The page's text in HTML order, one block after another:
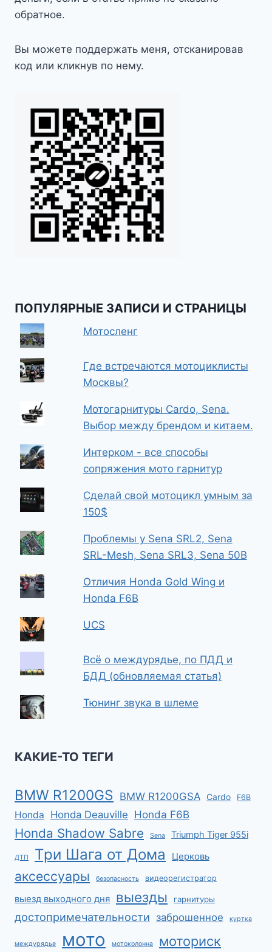
обратное.
Вы можете поддержать меня, отсканировав
код или кликнув по нему.
ПОПУЛЯРНЫЕ ЗАПИСИ И СТРАНИЦЫ
Мотосленг
Где встречаются мотоциклисты
Москвы?
Мотогарнитуры Cardo, Sena.
Выбор между брендом и китаем.
Интерком - все способы
сопряжения мото гарнитур
Сделай свой мотоцикл умным за
150$
Проблемы у Sena SRL2, Sena
SRL-Mesh, Sena SRL3, Sena 50B
Отличия Honda Gold Wing и
Honda F6B
UCS
Всё о междурядье, по ПДД и
БДД (обновляемая статья)
Тюнинг звука в шлеме
КАКИЕ-ТО ТЕГИ
BMW R1200GS BMW R1200GSA Cardo F6B
Honda Honda Deauville Honda F6B
Honda Shadow Sabre Sena Triumph Tiger 955i
ДТП Три Шага от Дома Церковь
аксессуары безопасность видеорегистратор
выезд выходного дня выезды гарнитуры
достопримечательности заброшенное куртка
междурядье мото мотоколонна моториск